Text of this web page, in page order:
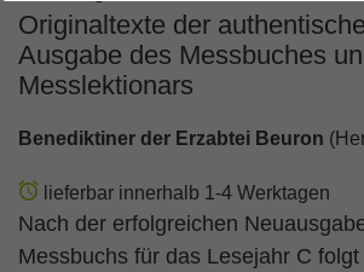
Originaltexte der
Ausgabe des Messbuches
Messlektionars
Benediktiner der Erzabtei Beuron
lieferbar innerhalb 1-4 Werktagen
Nach der erfolgreichen
Messbuchs für das Lesejahr C